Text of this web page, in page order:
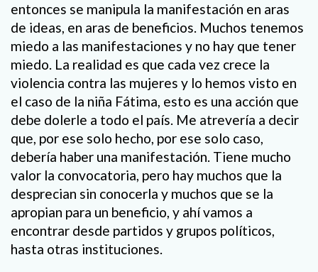
entonces se manipula la manifestación en aras
de ideas, en aras de beneficios. Muchos tenemos
miedo a las manifestaciones y no hay que tener
miedo. La realidad es que cada vez crece la
violencia contra las mujeres y lo hemos visto en
el caso de la niña Fátima, esto es una acción que
debe dolerle a todo el país. Me atrevería a decir
que, por ese solo hecho, por ese solo caso,
debería haber una manifestación. Tiene mucho
valor la convocatoria, pero hay muchos que la
desprecian sin conocerla y muchos que se la
apropian para un beneficio, y ahí vamos a
encontrar desde partidos y grupos políticos,
hasta otras instituciones.